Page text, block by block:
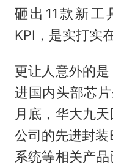
砸出11款新工
KPI，是实打实
更让人意外的
进国内头部芯
月底，华大九
公司的先进封装
系统等相关产